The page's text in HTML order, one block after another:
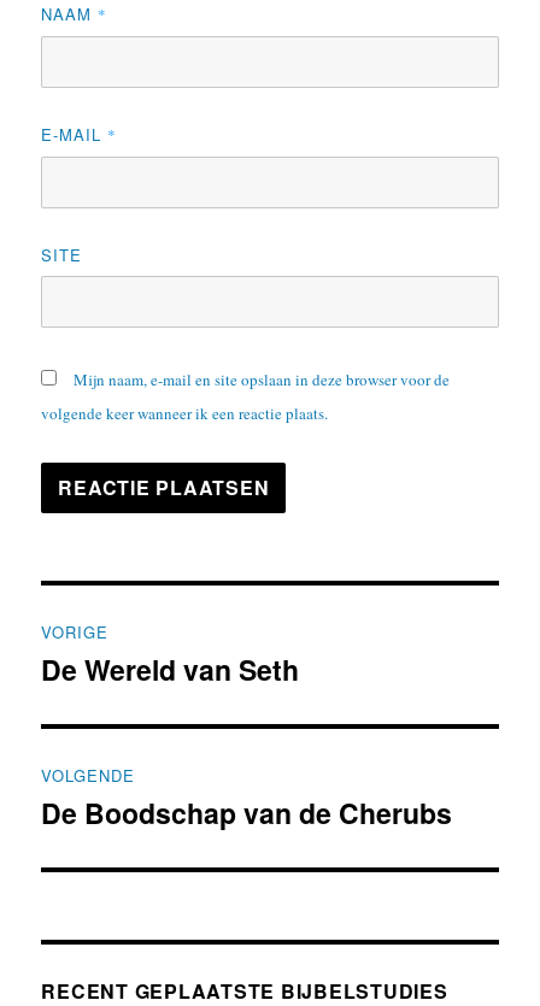
NAAM *
E-MAIL *
SITE
Mijn naam, e-mail en site opslaan in deze browser voor de
volgende keer wanneer ik een reactie plaats.
navigatie
VORIGE
Vorig
De Wereld van Seth
VOLGENDE
Volgend
De Boodschap van de Cherubs
RECENT GEPLAATSTE BIJBELSTUDIES